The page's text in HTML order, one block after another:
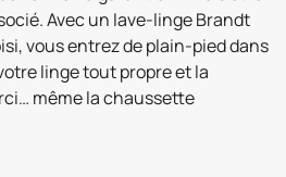
Avec un lave-linge Brandt
vous entrez de plain-pied dans
linge tout propre et la
même la chaussette